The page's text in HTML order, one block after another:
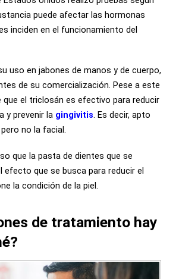
puede afectar las hormonas
inciden en el funcionamiento del
uso en jabones de manos y de cuerpo,
de su comercialización. Pese a este
que el triclosán es efectivo para reducir
y prevenir la gingivitis. Es decir, apto
no la facial.
que la pasta de dientes que se
efecto que se busca para reducir el
la condición de la piel.
de tratamiento hay